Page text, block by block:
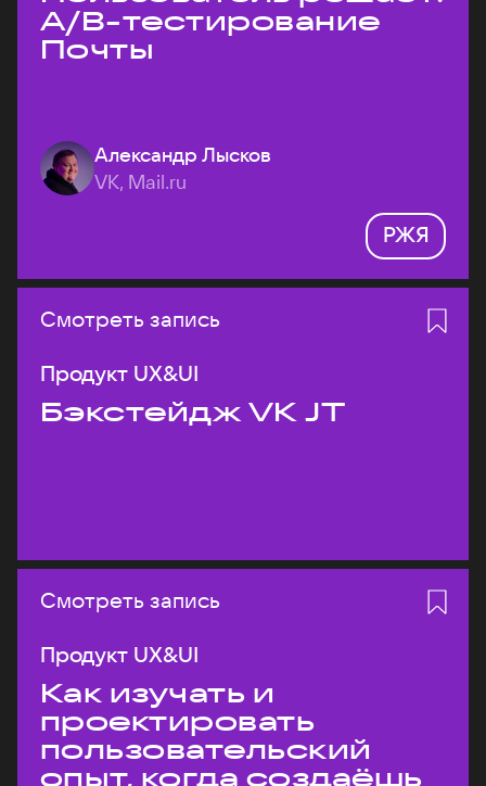
A/B-тестирование
Почты
Александр Лысков
VK, Mail.ru
РЖЯ
Смотреть запись
Продукт UX&UI
Бэкстейдж VK JT
Смотреть запись
Продукт UX&UI
Как изучать и
проектировать
пользовательский
опыт, когда создаёшь